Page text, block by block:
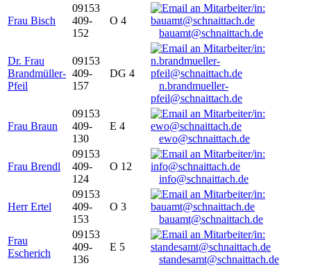
Frau Bisch
09153
409-
152
O 4
bauamt@schnaittach.de
Dr. Frau
Brandmüller-
Pfeil
09153
409-
157
DG 4
n.brandmueller-
pfeil@schnaittach.de
Frau Braun
09153
409-
130
E 4
ewo@schnaittach.de
Frau Brendl
09153
409-
124
O 12
info@schnaittach.de
Herr Ertel
09153
409-
153
O 3
bauamt@schnaittach.de
Frau
Escherich
09153
409-
136
E 5
standesamt@schnaittach.de